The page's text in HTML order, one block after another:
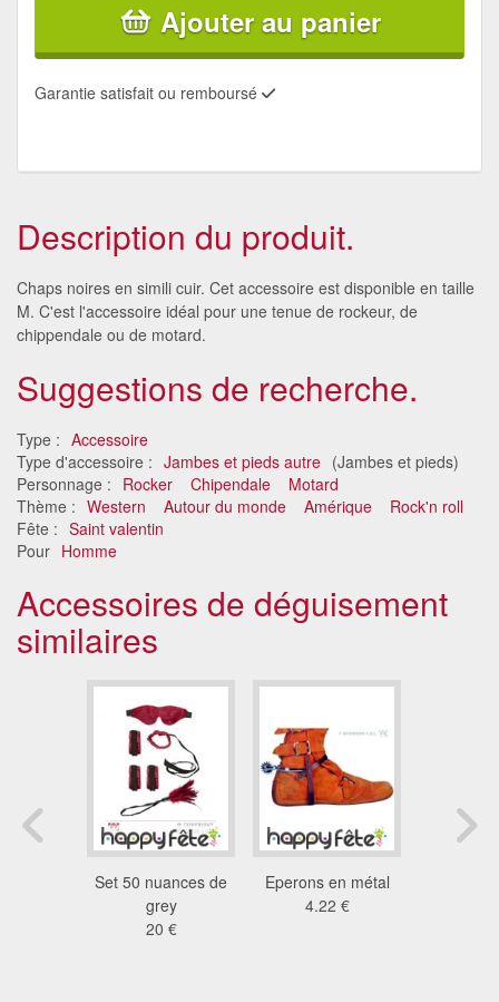
Ajouter au panier
Garantie satisfait ou remboursé
Description du produit.
Chaps noires en simili cuir. Cet accessoire est disponible en taille
M. C'est l'accessoire idéal pour une tenue de rockeur, de
chippendale ou de motard.
Suggestions de recherche.
Type : Accessoire
Type d'accessoire : Jambes et pieds autre (Jambes et pieds)
Personnage : Rocker Chipendale
Motard
Thème : Western Autour du monde Amérique
Rock'n roll
Fête : Saint valentin
Pour Homme
Accessoires de déguisement
similaires
Set 50 nuances de
grey
20 €
Eperons en métal
4.22 €